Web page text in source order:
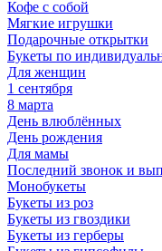
Кофе с собой
Мягкие игрушки
Подарочные открытки
Букеты по
Для женщин
1 сентября
8 марта
День влюблённых
День рождения
Для мамы
Последний звонок и
Монобукеты
Букеты из роз
Букеты из гвоздики
Букеты из герберы